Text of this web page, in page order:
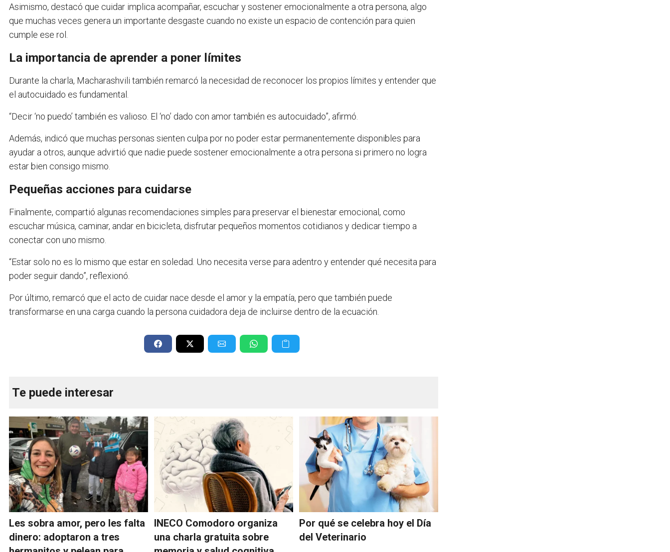
Asimismo, destacó que cuidar implica acompañar, escuchar y sostener emocionalmente a otra persona, algo
que muchas veces genera un importante desgaste cuando no existe un espacio de contención para quien
cumple ese rol.
La importancia de aprender a poner límites
Durante la charla, Macharashvili también remarcó la necesidad de reconocer los propios límites y entender que
el autocuidado es fundamental.
“Decir ‘no puedo’ también es valioso. El ‘no’ dado con amor también es autocuidado”, afirmó.
Además, indicó que muchas personas sienten culpa por no poder estar permanentemente disponibles para
ayudar a otros, aunque advirtió que nadie puede sostener emocionalmente a otra persona si primero no logra
estar bien consigo mismo.
Pequeñas acciones para cuidarse
Finalmente, compartió algunas recomendaciones simples para preservar el bienestar emocional, como
escuchar música, caminar, andar en bicicleta, disfrutar pequeños momentos cotidianos y dedicar tiempo a
conectar con uno mismo.
“Estar solo no es lo mismo que estar en soledad. Uno necesita verse para adentro y entender qué necesita para
poder seguir dando”, reflexionó.
Por último, remarcó que el acto de cuidar nace desde el amor y la empatía, pero que también puede
transformarse en una carga cuando la persona cuidadora deja de incluirse dentro de la ecuación.
Te puede interesar
Les sobra amor, pero les falta
dinero: adoptaron a tres
INECO Comodoro organiza
una charla gratuita sobre
Por qué se celebra hoy el Día
del Veterinario